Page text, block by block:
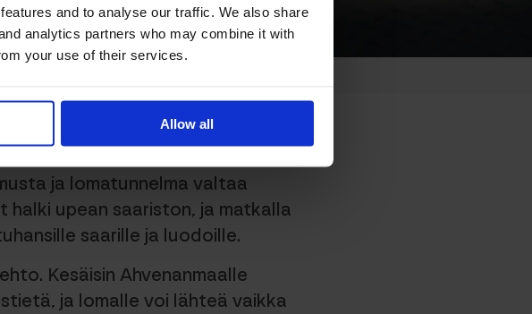
and to analyse our traffic. We also share
analytics partners who may combine it with
your use of their services.
Allow all
ja lomatunnelma valtaa
upean saariston, ja matkalla
saarille ja luodoille.
Kesäisin Ahvenanmaalle
ja lomalle voi lähteä vaikka